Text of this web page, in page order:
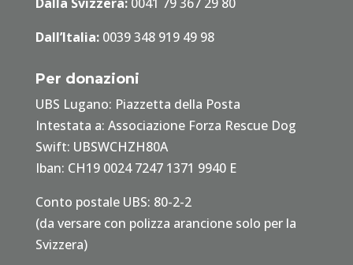
Dall’Italia:0039 348 919 49 98
Per donazioni
UBS Lugano: Piazzetta della Posta
Intestata a: Associazione Forza Rescue Dog
Swift: UBSWCHZH80A
Iban: CH19 0024 7247 1371 9940 E
Conto postale UBS: 80-2-2
(da versare con polizza arancione solo per la
Svizzera)